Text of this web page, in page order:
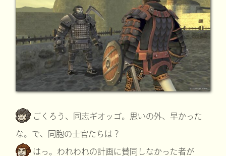
ごくろう、同志ギオッゴ。思いの外、早かった
な。で、同胞の士官たちは？
はっ。われわれの計画に賛同しなかった者が